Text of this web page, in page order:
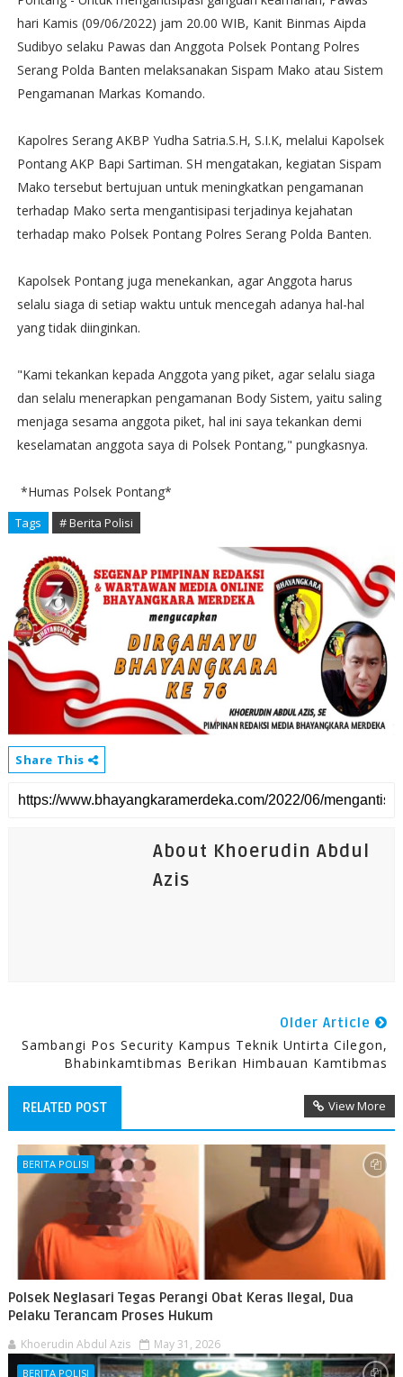
hari Kamis (09/06/2022) jam 20.00 WIB, Kanit Binmas Aipda
Sudibyo selaku Pawas dan Anggota Polsek Pontang Polres
Serang Polda Banten melaksanakan Sispam Mako atau Sistem
Pengamanan Markas Komando.
Kapolres Serang AKBP Yudha Satria.S.H, S.I.K, melalui Kapolsek
Pontang AKP Bapi Sartiman. SH mengatakan, kegiatan Sispam
Mako tersebut bertujuan untuk meningkatkan pengamanan
terhadap Mako serta mengantisipasi terjadinya kejahatan
terhadap mako Polsek Pontang Polres Serang Polda Banten.
Kapolsek Pontang juga menekankan, agar Anggota harus
selalu siaga di setiap waktu untuk mencegah adanya hal-hal
yang tidak diinginkan.
"Kami tekankan kepada Anggota yang piket, agar selalu siaga
dan selalu menerapkan pengamanan Body Sistem, yaitu saling
menjaga sesama anggota piket, hal ini saya tekankan demi
keselamatan anggota saya di Polsek Pontang," pungkasnya.
*Humas Polsek Pontang*
Tags # Berita Polisi
Share This
About Khoerudin Abdul
Azis
Older Article
Sambangi Pos Security Kampus Teknik Untirta Cilegon,
Bhabinkamtibmas Berikan Himbauan Kamtibmas
RELATED POST View More
BERITA POLISI
Polsek Neglasari Tegas Perangi Obat Keras Ilegal, Dua
Pelaku Terancam Proses Hukum
Khoerudin Abdul Azis May 31, 2026
BERITA POLISI